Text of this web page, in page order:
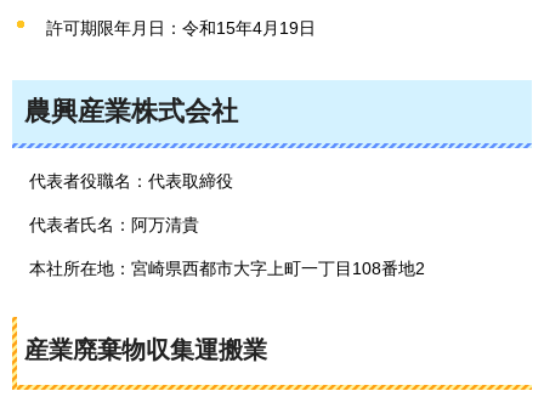
許可期限年月日：令和15年4月19日
農興産業株式会社
代表者役職名：代表取締役
代表者氏名：阿万清貴
本社所在地：宮崎県西都市大字上町一丁目108番地2
産業廃棄物収集運搬業